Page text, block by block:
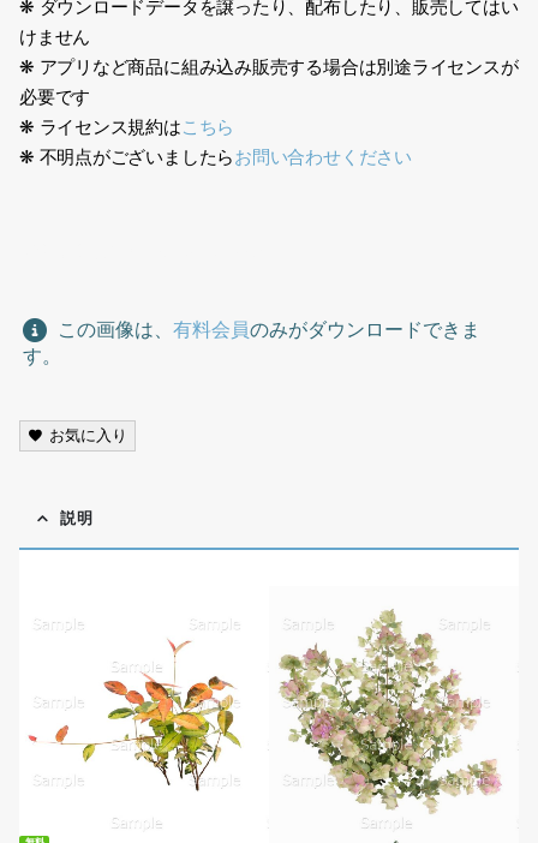
❋ ダウンロードデータを譲ったり、配布したり、販売してはい
けません
❋ アプリなど商品に組み込み販売する場合は別途ライセンスが
必要です
❋ ライセンス規約はこちら
❋ 不明点がございましたらお問い合わせください
この画像は、 有料会員のみがダウンロードできま
す。
お気に入り
説明